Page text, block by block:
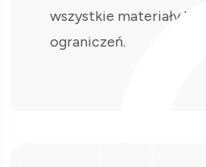
wszystkie materiały bez
ograniczeń.